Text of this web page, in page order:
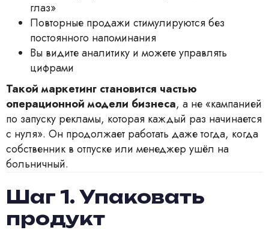
глаз»
Повторные продажи стимулируются без
постоянного напоминания
Вы видите аналитику и можете управлять
цифрами
Такой маркетинг становится частью
операционной модели бизнеса, а не «кампанией
по запуску рекламы, которая каждый раз начинается
с нуля». Он продолжает работать даже тогда, когда
собственник в отпуске или менеджер ушёл на
больничный.
Шаг 1. Упаковать
продукт